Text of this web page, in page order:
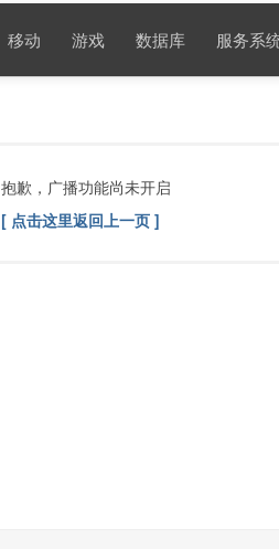
移动 游戏 数据库 服务系
抱歉，广播功能尚未开启
[ 点击这里返回上一页 ]